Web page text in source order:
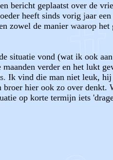
bericht geplaatst over de
heeft sinds vorig jaar
zowel de manier waarop
situatie vond (wat ik ook
verder en het lukt
Ik vind die man niet leuk,
hier ook zo over denkt.
op korte termijn iets